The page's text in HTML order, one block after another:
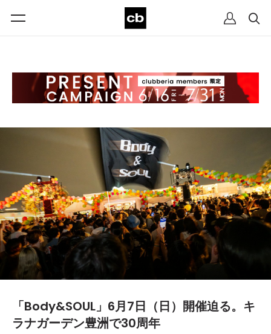
「Body&SOUL」6月7日（日）開催迫る。キ
ラナガーデン豊洲で30周年